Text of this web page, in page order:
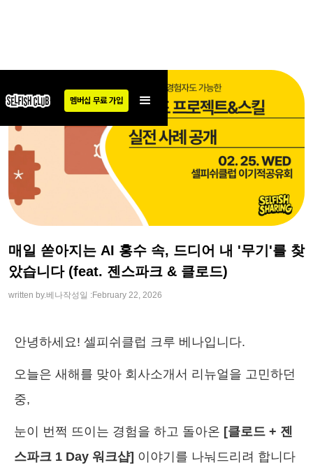
멤버십 무료 가입
매일 쏟아지는 AI 홍수 속, 드디어 내 '무기'를 찾
았습니다 (feat. 젠스파크 & 클로드)
written by.베나작성일 :February 22, 2026
안녕하세요! 셀피쉬클럽 크루 베나입니다.
오늘은 새해를 맞아 회사소개서 리뉴얼을 고민하던
중,
눈이 번쩍 뜨이는 경험을 하고 돌아온 [클로드 + 젠
스파크 1 Day 워크샵] 이야기를 나눠드리려 합니다